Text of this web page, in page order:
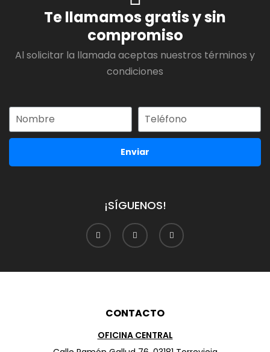
Te llamamos gratis y sin
compromiso
Al solicitar la llamada aceptas nuestros términos y
condiciones
Enviar
¡SÍGUENOS!
CONTACTO
OFICINA CENTRAL